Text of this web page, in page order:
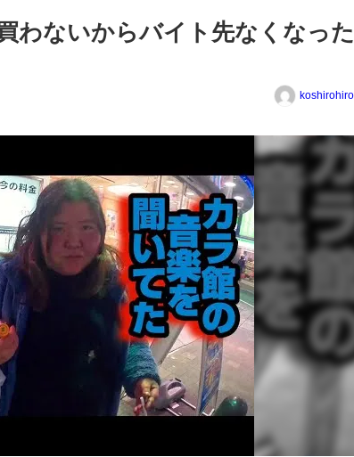
わないからバイト先なくなった